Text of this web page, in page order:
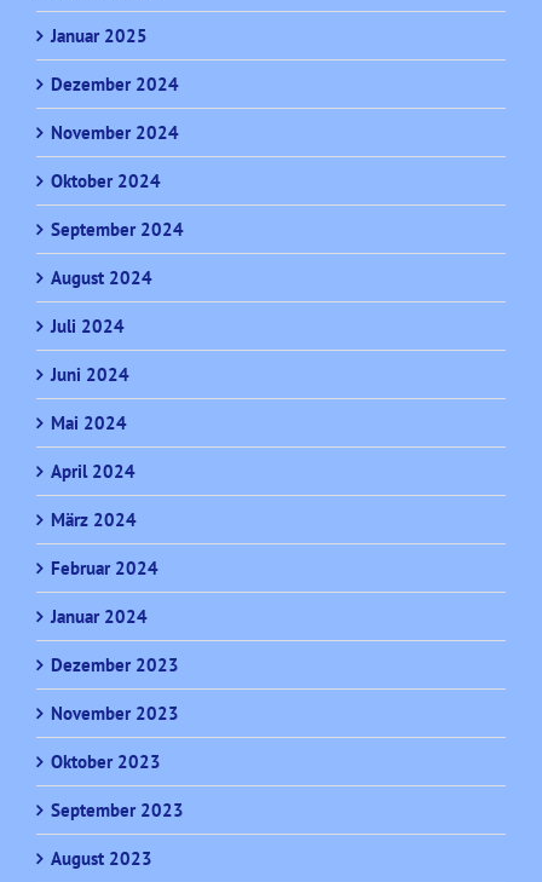
Januar 2025
Dezember 2024
November 2024
Oktober 2024
September 2024
August 2024
Juli 2024
Juni 2024
Mai 2024
April 2024
März 2024
Februar 2024
Januar 2024
Dezember 2023
November 2023
Oktober 2023
September 2023
August 2023